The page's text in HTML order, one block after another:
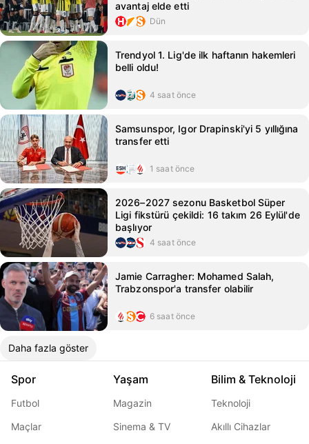
avantaj elde etti
Dün
Trendyol 1. Lig'de ilk haftanın hakemleri
belli oldu!
4 saat önce
Samsunspor, Igor Drapinski'yi 5 yıllığına
transfer etti
1 saat önce
2026–2027 sezonu Basketbol Süper
Ligi fikstürü çekildi: 16 takım 26 Eylül'de
başlıyor
4 saat önce
Jamie Carragher: Mohamed Salah,
Trabzonspor'a transfer olabilir
6 saat önce
Daha fazla göster
Spor
Futbol
Maçlar
Yaşam
Magazin
Sinema & TV
Bilim & Teknoloji
Teknoloji
Akıllı Cihazlar